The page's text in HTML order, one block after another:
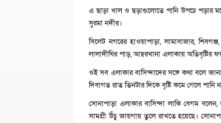
এ ছাড়া খাল ও ছড়াগুলোতে পানি উপচে পড়ার
সুরমা নদীর।
সিলেট নগরের হাওয়াপাড়া, লামাবাজার,
লালাদীঘির পাড়, আম্বরখানা এলাকায় অতিবৃষ্টির
ওই সব এলাকার বাসিন্দাদের সঙ্গে কথা বলে
দিবাগত রাত তিনটার দিকে বৃষ্টি কমে গেলে
সোনাপাড়া এলাকার বাসিন্দা লাকি বেগম
সামগ্রী উঁচু জায়গায় তুলে রাখতে হয়েছে।